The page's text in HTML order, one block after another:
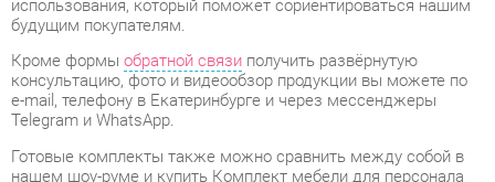
Готовые комплекты также можно сравнить между собой в
нашем шоу-руме и купить Комплект мебели для персонала
POINTEX Swift 01 Темный дуб, самостоятельно забрав его с
нашего центрального склада в г. Екатеринбург. Полный
список адресов и магазинов смотрите на странице
контактов.
Стиль мебели Современный